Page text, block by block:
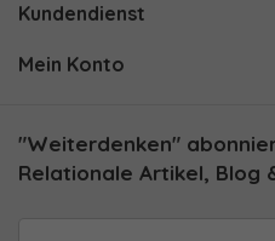
Kundendienst
Mein Konto
"Weiterdenken"
Relationale Artikel, Blog